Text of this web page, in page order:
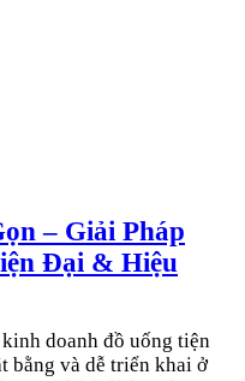
– Giải Pháp
Đại & Hiệu
doanh đồ uống tiện
bằng và dễ triển khai ở